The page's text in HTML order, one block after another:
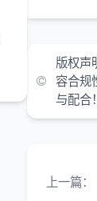
版权声
容合规
与配合！
上一篇：